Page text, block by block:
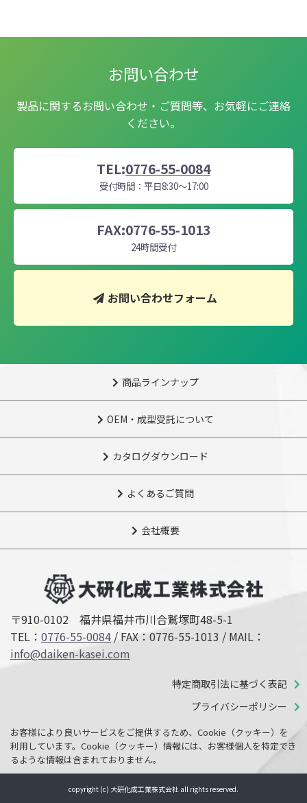
お問い合わせ
製品に関するお問い合わせ・ご質問等、お気軽にご連絡
ください。
TEL:0776-55-0084
受付時間：平日8:30～17:00
FAX:0776-55-1013
24時間受付
お問い合わせフォーム
商品ラインナップ
OEM・成型受託について
カタログダウンロード
よくあるご質問
会社概要
〒910-0102 福井県福井市川合鷲塚町48-5-1
TEL： 0776-55-0084 / FAX：0776-55-1013 / MAIL：
info@daiken-kasei.com
特定商取引法に基づく表記
プライバシーポリシー
お客様により良いサービスをご提供するため、Cookie（クッキー）を
利用しています。Cookie（クッキー）情報には、お客様個人を特定でき
るような情報は含まれておりません。
copyright (c) 大研化成工業株式会社 all rights reserved.